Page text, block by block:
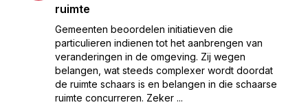
ruimte
Gemeenten beoordelen initiatieven die
particulieren indienen tot het aanbrengen van
veranderingen in de omgeving. Zij wegen
belangen, wat steeds complexer wordt doordat
de ruimte schaars is en belangen in die schaarse
ruimte concurreren. Zeker ...